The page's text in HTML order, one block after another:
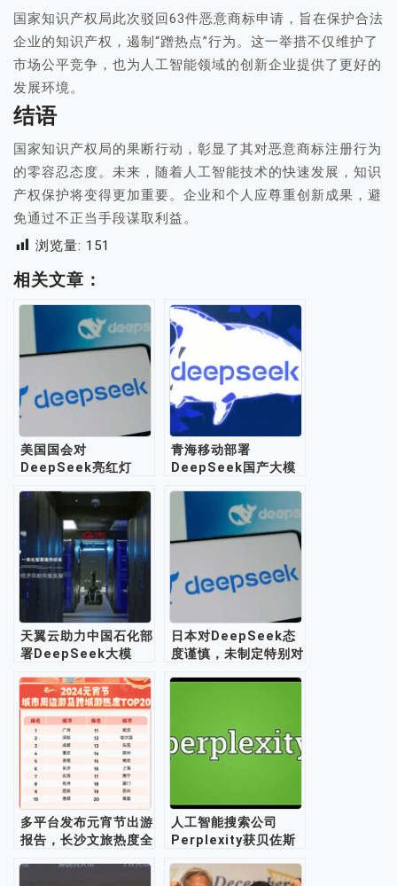
国家知识产权局此次驳回63件恶意商标申请，旨在保护合法
企业的知识产权，遏制“蹭热点”行为。这一举措不仅维护了
市场公平竞争，也为人工智能领域的创新企业提供了更好的
发展环境。
结语
国家知识产权局的果断行动，彰显了其对恶意商标注册行为
的零容忍态度。未来，随着人工智能技术的快速发展，知识
产权保护将变得更加重要。企业和个人应尊重创新成果，避
免通过不正当手段谋取利益。
浏览量: 151
相关文章：
美国国会对
DeepSeek亮红灯
青海移动部署
DeepSeek国产大模
天翼云助力中国石化部
署DeepSeek大模
日本对DeepSeek态
度谨慎，未制定特别对
多平台发布元宵节出游
报告，长沙文旅热度全
人工智能搜索公司
Perplexity获贝佐斯